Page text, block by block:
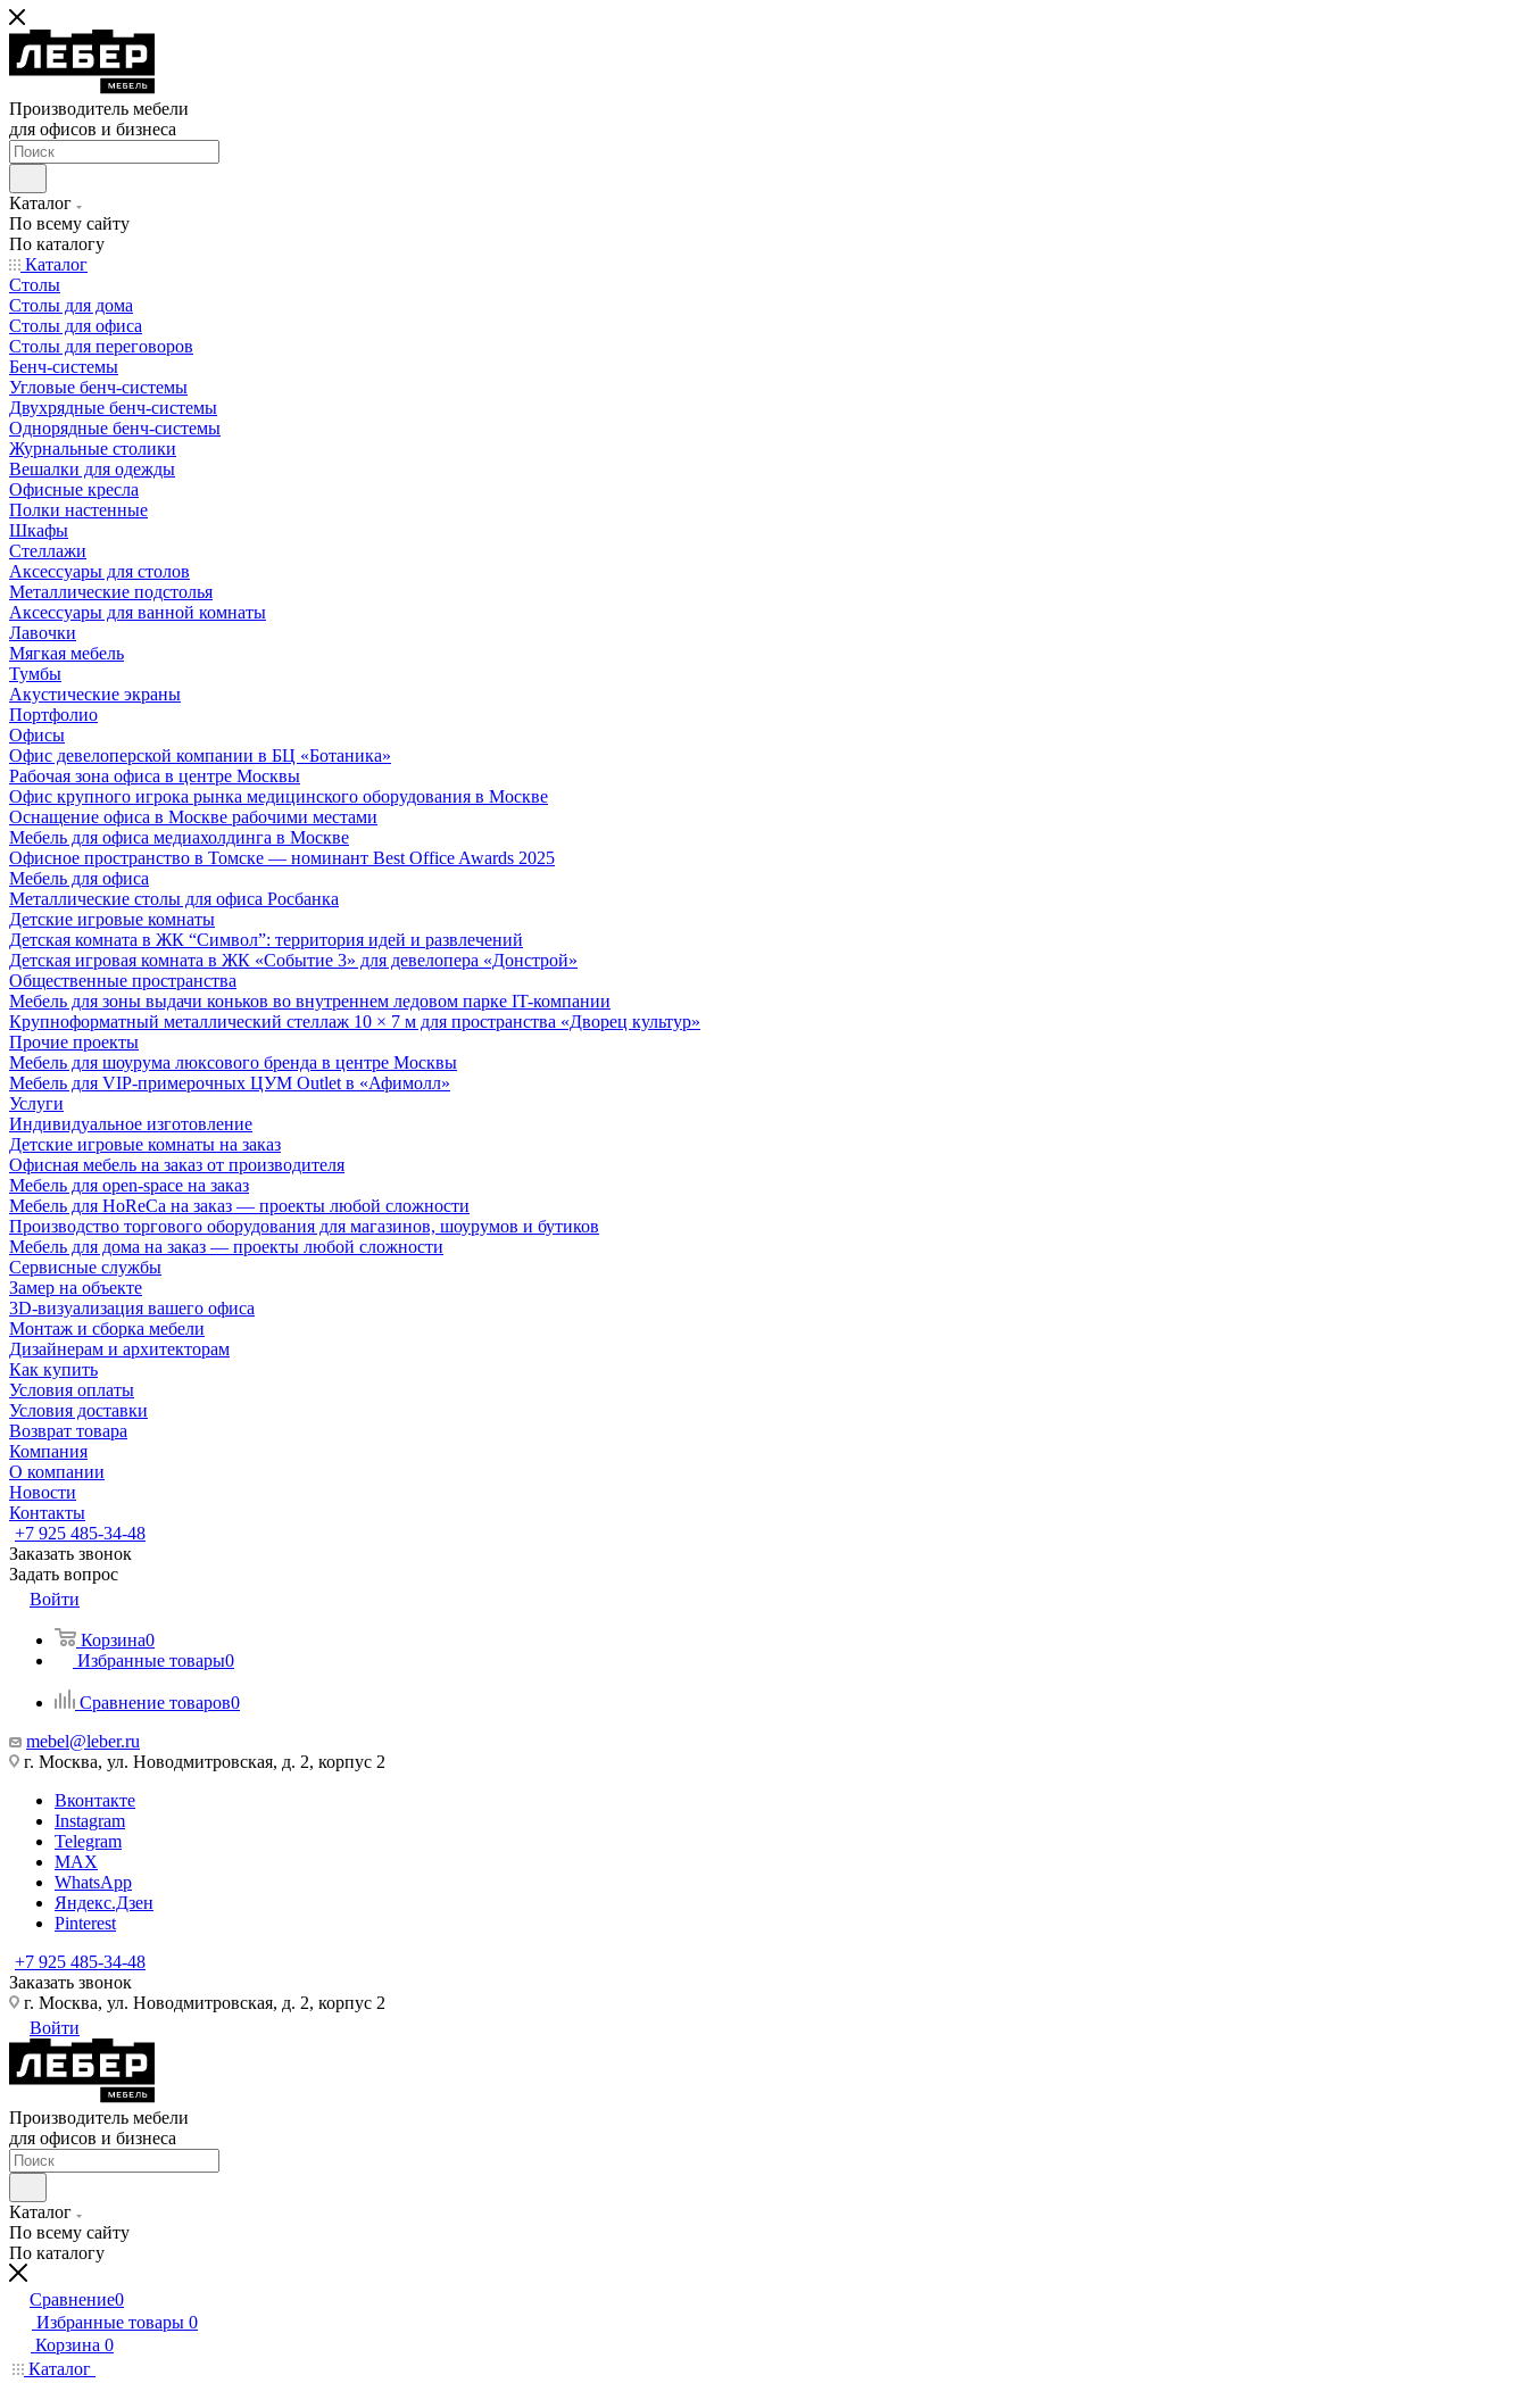
Производитель мебели
для офисов и бизнеса
Каталог
По всему сайту
По каталогу
Каталог
Столы
Столы для дома
Столы для офиса
Столы для переговоров
Бенч-системы
Угловые бенч-системы
Двухрядные бенч-системы
Однорядные бенч-системы
Журнальные столики
Вешалки для одежды
Офисные кресла
Полки настенные
Шкафы
Стеллажи
Аксессуары для столов
Металлические подстолья
Аксессуары для ванной комнаты
Лавочки
Мягкая мебель
Тумбы
Акустические экраны
Портфолио
Офисы
Офис девелоперской компании в БЦ «Ботаника»
Рабочая зона офиса в центре Москвы
Офис крупного игрока рынка медицинского оборудования в Москве
Оснащение офиса в Москве рабочими местами
Мебель для офиса медиахолдинга в Москве
Офисное пространство в Томске — номинант Best Office Awards 2025
Мебель для офиса
Металлические столы для офиса Росбанка
Детские игровые комнаты
Детская комната в ЖК “Символ”: территория идей и развлечений
Детская игровая комната в ЖК «Событие 3» для девелопера «Донстрой»
Общественные пространства
Мебель для зоны выдачи коньков во внутреннем ледовом парке IT-компании
Крупноформатный металлический стеллаж 10 × 7 м для пространства «Дворец культур»
Прочие проекты
Мебель для шоурума люксового бренда в центре Москвы
Мебель для VIP-примерочных ЦУМ Outlet в «Афимолл»
Услуги
Индивидуальное изготовление
Детские игровые комнаты на заказ
Офисная мебель на заказ от производителя
Мебель для open-space на заказ
Мебель для HoReCa на заказ — проекты любой сложности
Производство торгового оборудования для магазинов, шоурумов и бутиков
Мебель для дома на заказ — проекты любой сложности
Сервисные службы
Замер на объекте
3D-визуализация вашего офиса
Монтаж и сборка мебели
Дизайнерам и архитекторам
Как купить
Условия оплаты
Условия доставки
Возврат товара
Компания
О компании
Новости
Контакты
+7 925 485-34-48
Заказать звонок
Задать вопрос
Войти
Корзина0
Избранные товары0
Сравнение товаров0
mebel@leber.ru
г. Москва, ул. Новодмитровская, д. 2, корпус 2
Вконтакте
Instagram
Telegram
MAX
WhatsApp
Яндекс.Дзен
Pinterest
+7 925 485-34-48
Заказать звонок
г. Москва, ул. Новодмитровская, д. 2, корпус 2
Войти
Производитель мебели
для офисов и бизнеса
Каталог
По всему сайту
По каталогу
Сравнение0
Избранные товары 0
Корзина 0
Каталог